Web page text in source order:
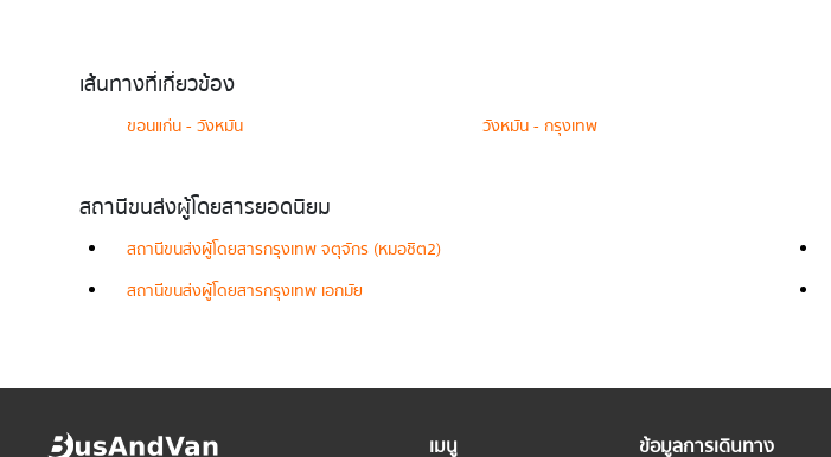
เส้นทางที่เกี่ยวข้อง
ขอนแก่น - วังหมัน
วังหมัน - กรุงเทพ
สถานีขนส่งผู้โดยสารยอดนิยม
สถานีขนส่งผู้โดยสารกรุงเทพ จตุจักร (หมอชิต2)
สถานีขนส่งผู้โดยสารกรุงเทพ เอกมัย
เมนู ข้อมูลการเดินทาง